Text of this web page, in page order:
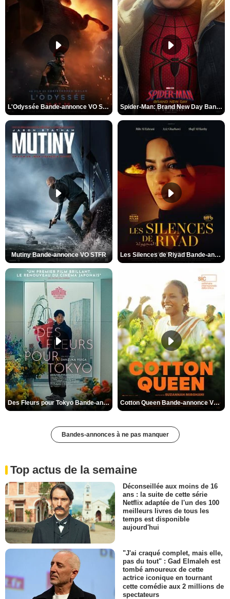
L'Odyssée Bande-annonce VO STFR Spider-Man: Brand New Day Bande-annonce VO STFR
Mutiny Bande-annonce VO STFR Les Silences de Riyad Bande-annonce VO STFR
Des Fleurs pour Tokyo Bande-annonce VO STFR Cotton Queen Bande-annonce VO STFR
Bandes-annonces à ne pas manquer
Top actus de la semaine
Déconseillée aux moins de 16
ans : la suite de cette série
Netflix adaptée de l'un des 100
meilleurs livres de tous les
temps est disponible
aujourd'hui
"J'ai craqué complet, mais elle,
pas du tout" : Gad Elmaleh est
tombé amoureux de cette
actrice iconique en tournant
cette comédie aux 2 millions de
spectateurs